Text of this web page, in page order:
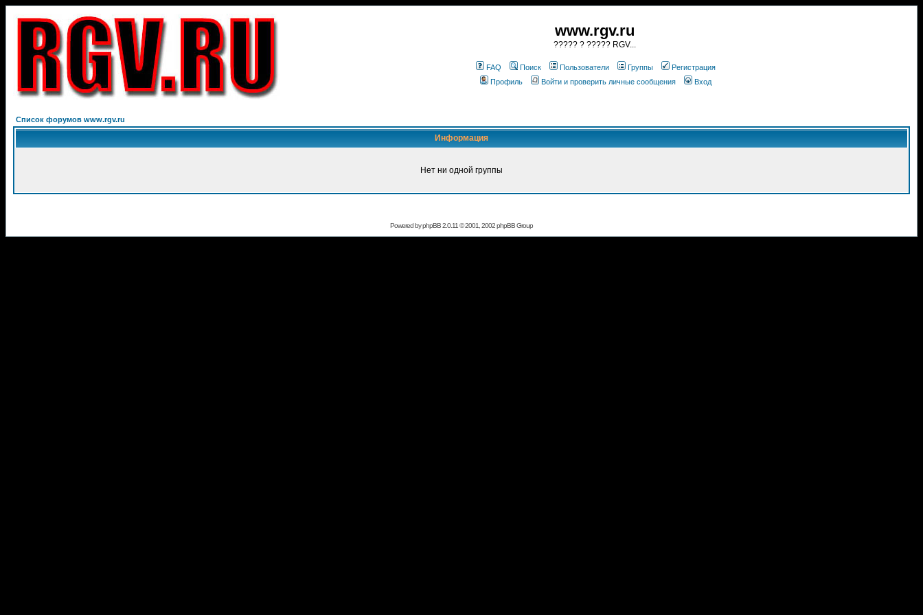
www.rgv.ru
????? ? ????? RGV...
FAQ Поиск Пользователи Группы
Регистрация
Профиль
Войти и проверить личные сообщения Вход
Список форумов www.rgv.ru
Информация
Нет ни одной группы
Powered byphpBB2.0.11 © 2001, 2002 phpBB Group